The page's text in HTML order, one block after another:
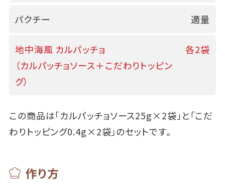
パクチー 適量
地中海風 カルパッチョ
（カルパッチョソース＋こだわりトッピン
グ）
各2袋
この商品は「カルパッチョソース25g×2袋」と「こだ
わりトッピング0.4g×2袋」のセットです。
作り方